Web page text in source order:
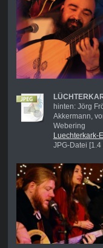
hinten: Jörg
Akkermann,
Webering
Luechterkark-
JPG-Datei [1.4